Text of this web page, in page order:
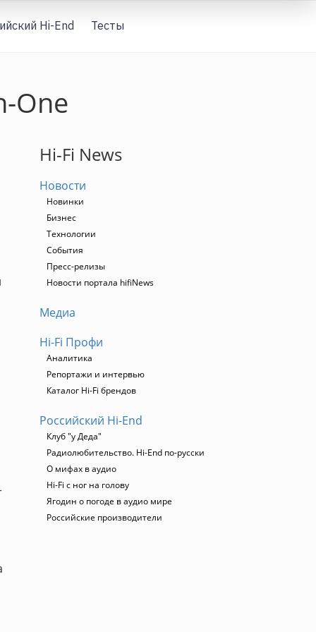
Hi-End Тесты
One
Hi-Fi News
Новости
Новинки
Бизнес
Технологии
События
Пресс-релизы
Новости портала hifiNews
Медиа
Hi-Fi Профи
Аналитика
Репортажи и интервью
Каталог Hi-Fi брендов
Российский Hi-End
Клуб "у Деда"
Радиолюбительство. Hi-End по-русски
О мифах в аудио
Hi-Fi с ног на голову
Ягодин о погоде в аудио мире
Российские производители